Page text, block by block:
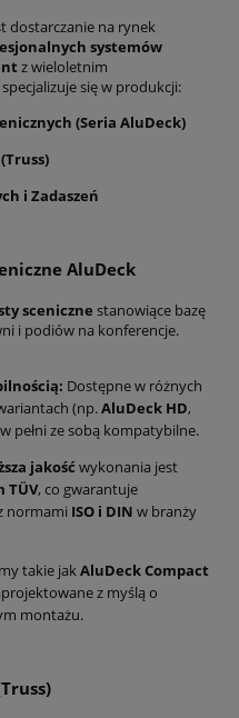
dostarczanie na rynek
systemów
z wieloletnim
się w produkcji:
(Seria AluDeck)
i Zadaszeń
AluDeck
sceniczne stanowiące bazę
i podiów na konferencje.
Dostępne w różnych
(np.AluDeck HD,
pełni ze sobą kompatybilne.
jakość wykonania jest
TÜV, co gwarantuje
normami ISO i DIN w branży
takie jakAluDeck Compact
z myślą o
montażu.